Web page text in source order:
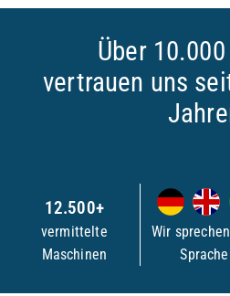
Über
vertrauen uns
12.500+
vermittelte
Maschinen
Wir
Sprache